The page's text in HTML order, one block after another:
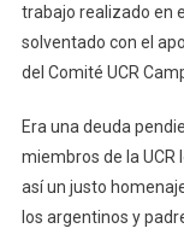
trabajo realizado en
solventado con el
del Comité UCR
Era una deuda
miembros de la UCR
así un justo
los argentinos y